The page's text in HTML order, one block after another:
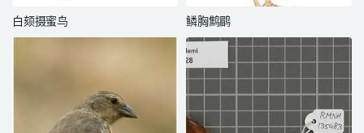
白颏摄蜜鸟 鳞胸鹪鹛